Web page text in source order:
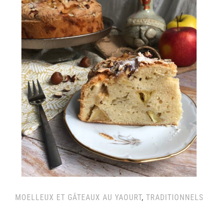
MOELLEUX ET GÂTEAUX AU YAOURT, TRADITIONNELS